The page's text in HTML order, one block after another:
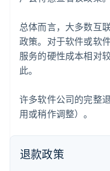
总体而言，大多数互
政策。对于软件或软
服务的硬性成本相对
此。
许多软件公司的完整
用或稍作调整）。
退款政策